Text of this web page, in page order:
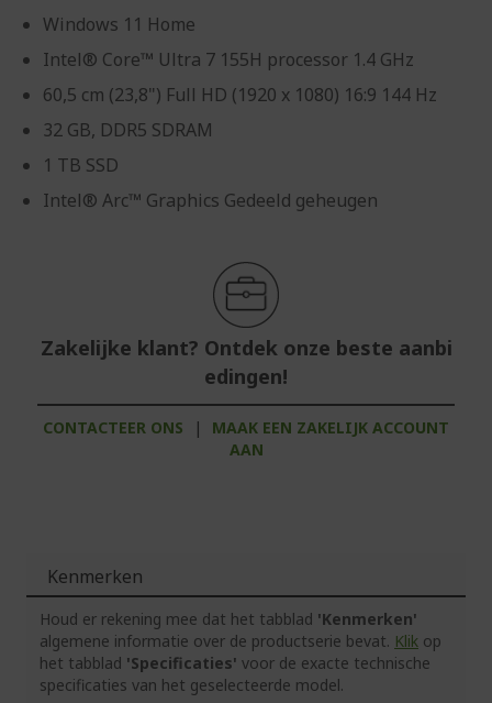
Windows 11 Home
Intel® Core™ Ultra 7 155H processor 1.4 GHz
60,5 cm (23,8") Full HD (1920 x 1080) 16:9 144 Hz
32 GB, DDR5 SDRAM
1 TB SSD
Intel® Arc™ Graphics Gedeeld geheugen
Zakelijke klant? Ontdek onze beste aanbi
edingen!
CONTACTEER ONS |
MAAK EEN ZAKELIJK ACCOUNT
AAN
Kenmerken
Houd er rekening mee dat het tabblad 'Kenmerken'
algemene informatie over de productserie bevat. Klik op
het tabblad 'Specificaties' voor de exacte technische
specificaties van het geselecteerde model.